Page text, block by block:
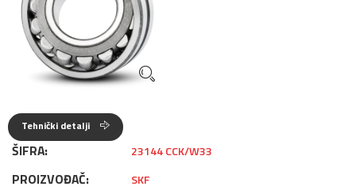
Tehnički detalji
ŠIFRA: 23144 CCK/W33
PROIZVOĐAČ: SKF